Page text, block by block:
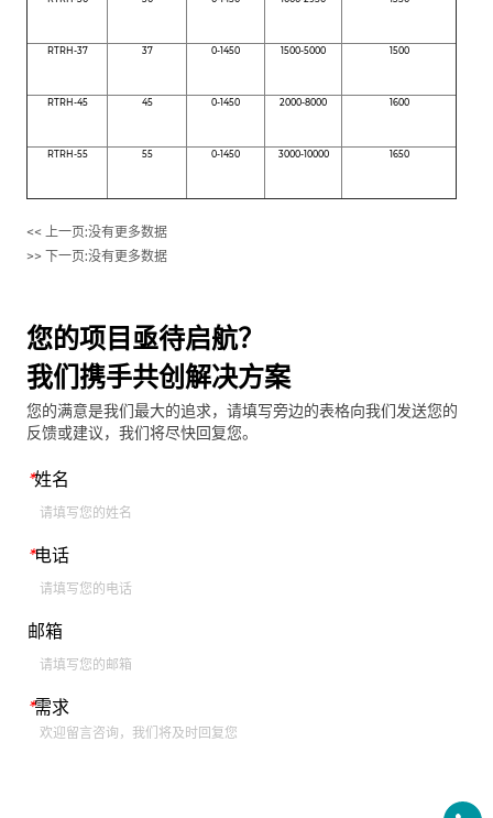
RTRH-37 37 0-1450 1500-5000 1500
RTRH-45 45 0-1450 2000-8000 1600
RTRH-55 55 0-1450 3000-10000 1650
<< 上一页:没有更多数据
>> 下一页:没有更多数据
您的项目亟待启航？
我们携手共创解决方案
您的满意是我们最大的追求，请填写旁边的表格向我们发送您的
反馈或建议，我们将尽快回复您。
*姓名
*电话
邮箱
*需求